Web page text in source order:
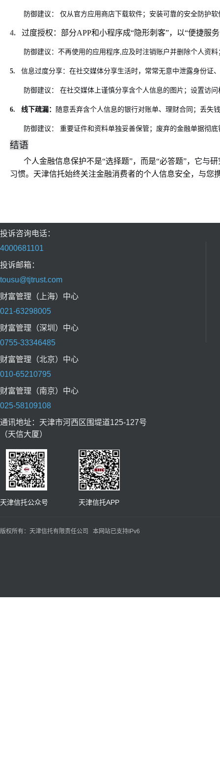
防御建议： 仅从官方应用商店下载软件；安装可靠的安全防护
4. 过度授权 ：部分APP和小程序成“隐形刺客”，以“便捷服
防御建议： 不再使用的应用程序,应及时注销账户并删除个人资
5. 信息过度分享：在社交媒体分享生活时，常常无意中泄露身份证
防御建议： 在社交媒体上谨慎分享含个人信息的图片；设置访
6. 线下疏漏： 随意丢弃含个人信息的银行对账单、理财合同；丢失
防御建议： 重要证件和资料单独妥善保管；废弃的金融单据彻
结语
个人金融信息保护不是“选择题”，而是“必答题”， 它与
习惯。 天津信托始终关注金融消费者的个人信息安全，与
投诉咨询电话：
4000681101
投诉邮箱：
tousu@tjtrust.com
财富管理（上海）中心
021-63298005
财富管理（深圳）中心
0755-33346485
财富管理（北京）中心
010-65210795
财富管理（南京）中心
025-58109108
通讯地址：天津市河西区围堤道125-127号
（天信大厦）
天津信托公众号 天津信托APP
版权所有：天津信托有限责任公司 本网站已支持IPv6